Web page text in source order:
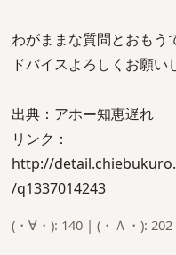
わがままな質問とおもう
ドバイスよろしくお願い
出典：アホー知恵遅れ
リンク：
http://
/q1337014243
(・∀・): 140 | (・Ａ・): 202